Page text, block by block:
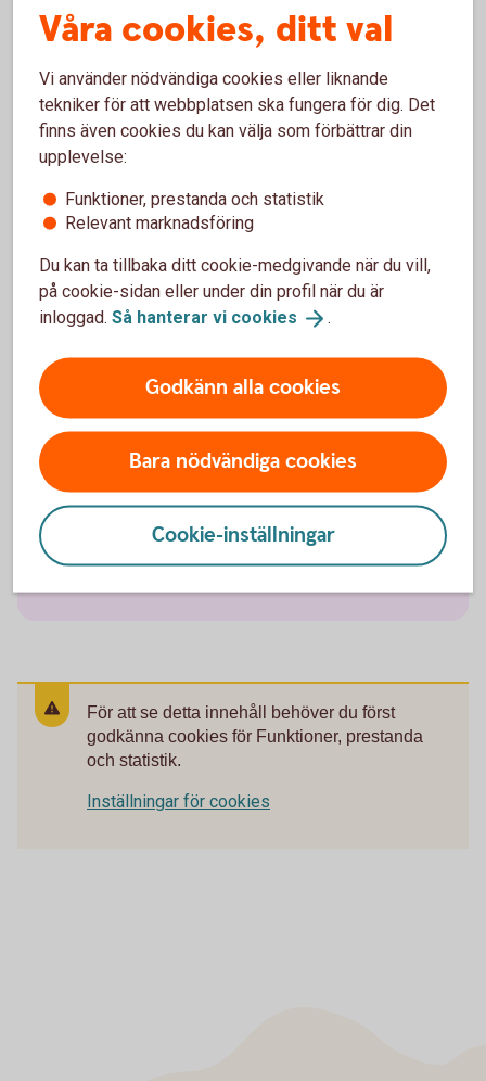
Ring 0771-22 11 22.
Fordonsförsäkringar
Lätt lastbilsförsäkring
Husvagnsförsäkring
Släpvagnsförsäkring
För att se detta innehåll behöver du först
godkänna cookies för Funktioner, prestanda
och statistik.
Inställningar för cookies
Våra cookies, ditt val
Vi använder nödvändiga cookies eller liknande
tekniker för att webbplatsen ska fungera för dig. Det
finns även cookies du kan välja som förbättrar din
upplevelse:
Funktioner, prestanda och statistik
Relevant marknadsföring
Du kan ta tillbaka ditt cookie-medgivande när du vill,
på cookie-sidan eller under din profil när du är
inloggad. Så hanterar vi cookies .
Godkänn alla cookies
Bara nödvändiga cookies
Cookie-inställningar